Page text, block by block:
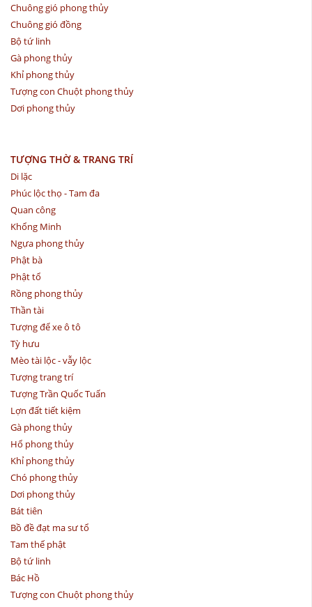
Chuông gió phong thủy
Chuông gió đồng
Bộ tứ linh
Gà phong thủy
Khỉ phong thủy
Tượng con Chuột phong thủy
Dơi phong thủy
TƯỢNG THỜ & TRANG TRÍ
Di lặc
Phúc lộc thọ - Tam đa
Quan công
Khổng Minh
Ngựa phong thủy
Phật bà
Phật tổ
Rồng phong thủy
Thần tài
Tượng để xe ô tô
Tỳ hưu
Mèo tài lộc - vẫy lộc
Tượng trang trí
Tượng Trần Quốc Tuấn
Lợn đất tiết kiệm
Gà phong thủy
Hổ phong thủy
Khỉ phong thủy
Chó phong thủy
Dơi phong thủy
Bát tiên
Bồ đề đạt ma sư tổ
Tam thế phật
Bộ tứ linh
Bác Hồ
Tượng con Chuột phong thủy